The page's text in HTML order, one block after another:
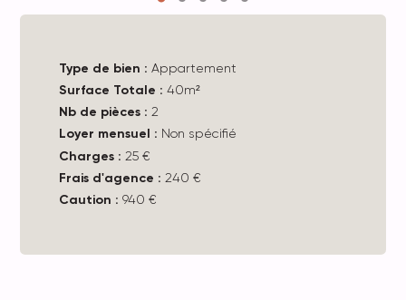
Type de bien :Appartement
Surface Totale :40m²
Nb de pièces :2
Loyer mensuel : Non spécifié
Charges : 25 €
Frais d'agence : 240 €
Caution :940 €